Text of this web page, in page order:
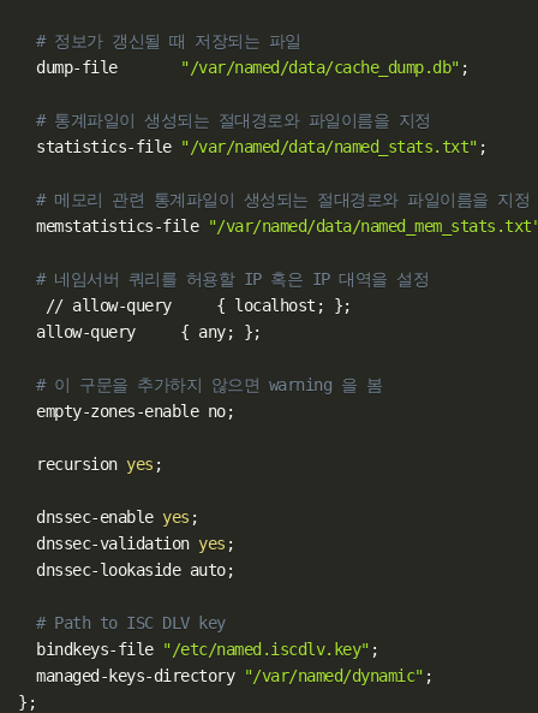
# 정보가 갱신될 때 저장되는 파일
  dump-file
"/var/named/data/cache_dump.db" ;
# 통계파일이 생성되는 절대경로와 파일이름을 지정
  statistics-file
"/var/named/data/named_stats.txt" ;
# 메모리 관련 통계파일이 생성되는 절대경로와 파일이름을 지정
  memstatistics-file
"/var/named/data/
# 네임서버 쿼리를 허용할 IP 혹은 IP 대역을 설정
   // allow-query
{ localhost ; };
  allow-query
{ any; };
# 이 구문을 추가하지 않으면 warning 을 봄
  empty-zones-enable no
;
  recursion
yes ;
  dnssec-enable
yes ;
  dnssec-validation
yes ;
  dnssec-lookaside auto
;
# Path to ISC DLV key
  bindkeys-file
"/etc/named.iscdlv.key" ;
  managed-keys-directory
"/var/named/dynamic" ;
} ;